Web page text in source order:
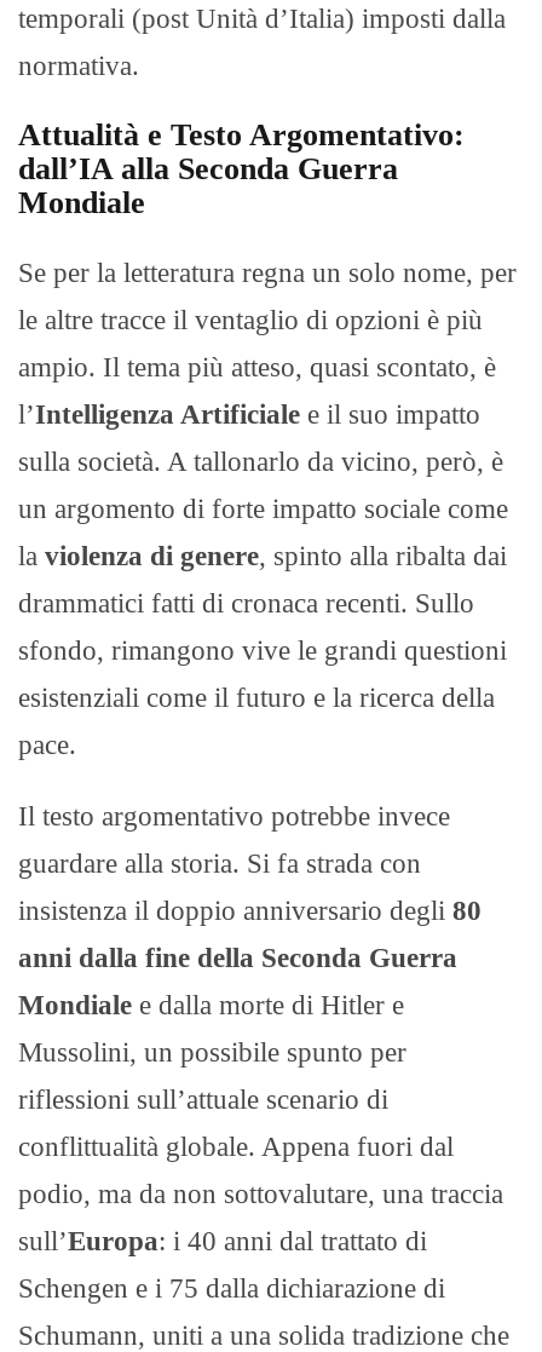
temporali (post Unità d’Italia) imposti dalla
normativa.
Attualità e Testo Argomentativo:
dall’IA alla Seconda Guerra
Mondiale
Se per la letteratura regna un solo nome, per
le altre tracce il ventaglio di opzioni è più
ampio. Il tema più atteso, quasi scontato, è
l’Intelligenza Artificiale e il suo impatto
sulla società. A tallonarlo da vicino, però, è
un argomento di forte impatto sociale come
la violenza di genere, spinto alla ribalta dai
drammatici fatti di cronaca recenti. Sullo
sfondo, rimangono vive le grandi questioni
esistenziali come il futuro e la ricerca della
pace.
Il testo argomentativo potrebbe invece
guardare alla storia. Si fa strada con
insistenza il doppio anniversario degli 80
anni dalla fine della Seconda Guerra
Mondiale e dalla morte di Hitler e
Mussolini, un possibile spunto per
riflessioni sull’attuale scenario di
conflittualità globale. Appena fuori dal
podio, ma da non sottovalutare, una traccia
sull’Europa: i 40 anni dal trattato di
Schengen e i 75 dalla dichiarazione di
Schumann, uniti a una solida tradizione che